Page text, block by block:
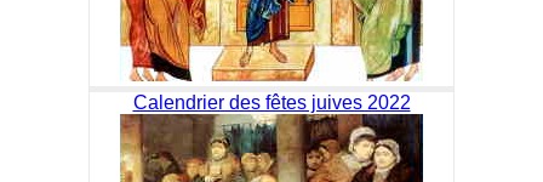
Calendrier des fêtes juives 2022